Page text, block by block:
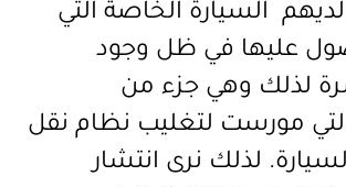
السيارة الخاصة التي
عليها في ظل وجود
لذلك وهي جزء من
مورست لتغليب نظام نقل
لذلك نرى انتشار